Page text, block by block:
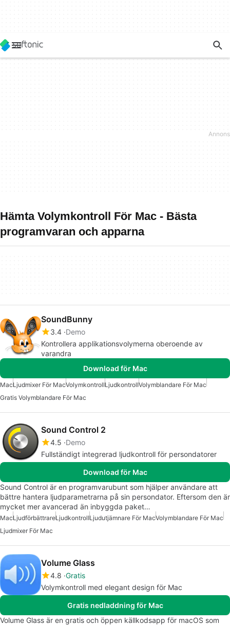
Hämta Volymkontroll För Mac - Bästa
programvaran och apparna
SoundBunny
3.4 Demo
Kontrollera applikationsvolymerna oberoende av
varandra
Download för Mac
MacLjudmixer För MacVolymkontrollLjudkontrollVolymblandare För Mac
Gratis Volymblandare För Mac
Sound Control 2
4.5 Demo
Fullständigt integrerad ljudkontroll för persondatorer
Download för Mac
Sound Control är en programvarubunt som hjälper användare att
bättre hantera ljudparametrarna på sin persondator. Eftersom den är
mycket mer avancerad än inbyggda paket…
MacLjudförbättrareLjudkontrollLjudutjämnare För MacVolymblandare För Mac
Ljudmixer För Mac
Volume Glass
4.8 Gratis
Volymkontroll med elegant design för Mac
Gratis nedladdning för Mac
Volume Glass är en gratis och öppen källkodsapp för macOS som